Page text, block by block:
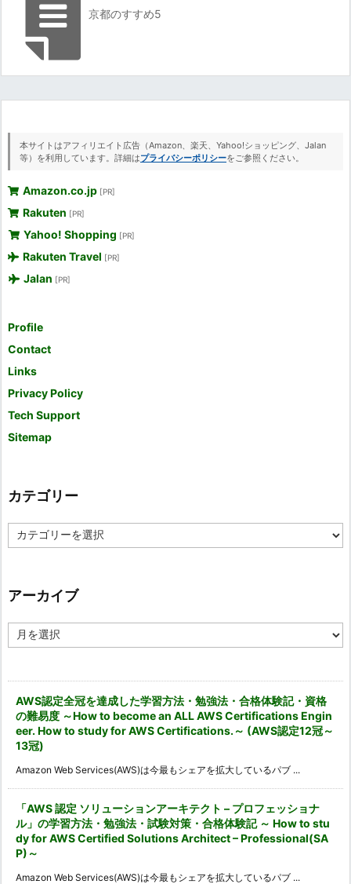
京都のすすめ5
本サイトはアフィリエイト広告（Amazon、楽天、Yahoo!ショッピング、Jalan
等）を利用しています。詳細はプライバシーポリシーをご参照ください。
Amazon.co.jp [PR]
Rakuten [PR]
Yahoo! Shopping [PR]
Rakuten Travel [PR]
Jalan [PR]
Profile
Contact
Links
Privacy Policy
Tech Support
Sitemap
カテゴリー
テ
ー
アーカイブ
ー
AWS認定全冠を達成した学習方法・勉強法・合格体験記・資格
の難易度 ～How to become an ALL AWS Certifications Engin
eer. How to study for AWS Certifications.～ (AWS認定12冠～
13冠)
Amazon Web Services(AWS)は今最もシェアを拡大しているパブ ...
「AWS 認定 ソリューションアーキテクト – プロフェッショナ
ル」の学習方法・勉強法・試験対策・合格体験記 ～ How to stu
dy for AWS Certified Solutions Architect – Professional(SA
P)～
Amazon Web Services(AWS)は今最もシェアを拡大しているパブ ...